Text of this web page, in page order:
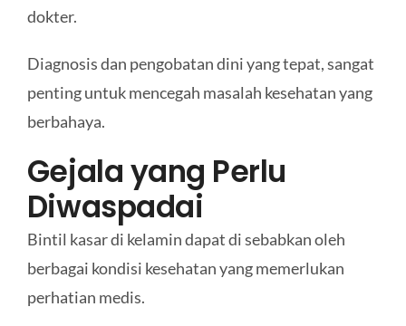
dokter.
Diagnosis dan pengobatan dini yang tepat, sangat
penting untuk mencegah masalah kesehatan yang
berbahaya.
Gejala yang Perlu
Diwaspadai
Bintil kasar di kelamin dapat di sebabkan oleh
berbagai kondisi kesehatan yang memerlukan
perhatian medis.